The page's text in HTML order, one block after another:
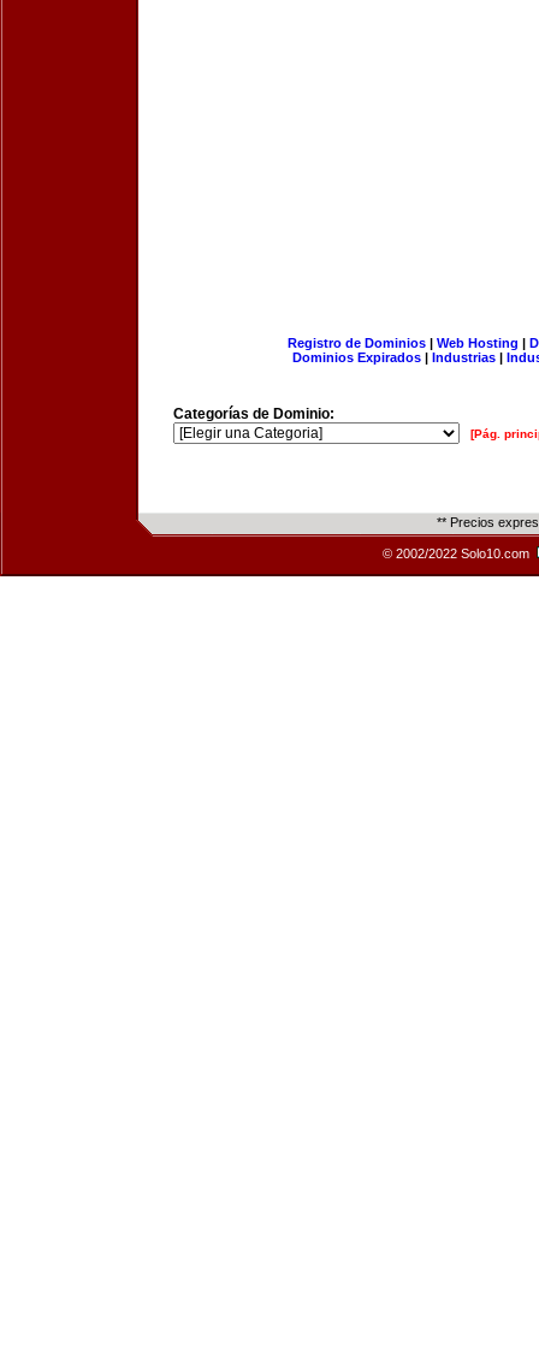
Registro de Dominios| Web Hosting |
Dominios Expirados | Industrias |
Categorías de Dominio:
[Pág.
** Precios
© 2002/2022 Solo10.com